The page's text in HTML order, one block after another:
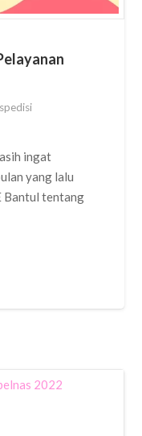
ingat
yang lalu
Bantul tentang